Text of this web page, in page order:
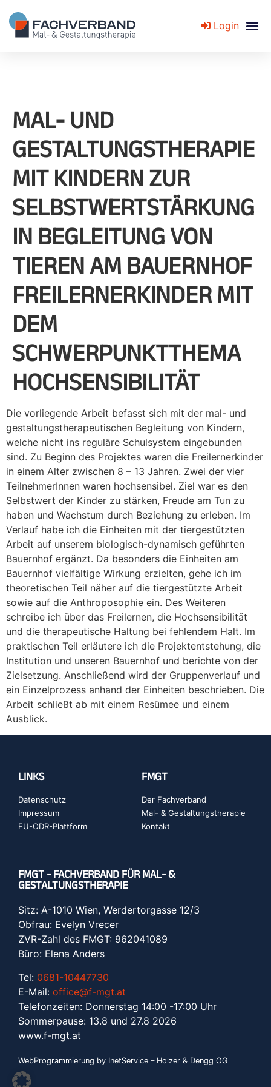
Login
MAL- UND
GESTALTUNGSTHERAPIE
MIT KINDERN ZUR
SELBSTWERTSTÄRKUNG
IN BEGLEITUNG VON
TIEREN AM BAUERNHOF
FREILERNERKINDER MIT
DEM
SCHWERPUNKTTHEMA
HOCHSENSIBILITÄT
Die vorliegende Arbeit befasst sich mit der mal- und
gestaltungstherapeutischen Begleitung von Kindern,
welche nicht ins reguläre Schulsystem eingebunden
sind. Zu Beginn des Projektes waren die Freilernerkinder
in einem Alter zwischen 8 – 13 Jahren. Zwei der vier
TeilnehmerInnen waren hochsensibel. Ziel war es den
Selbstwert der Kinder zu stärken, Freude am Tun zu
haben und Wachstum durch Beziehung zu erleben. Im
Verlauf habe ich die Einheiten mit der tiergestützten
Arbeit auf unserem biologisch-dynamisch geführten
Bauernhof ergänzt. Da besonders die Einheiten am
Bauernhof vielfältige Wirkung erzielten, gehe ich im
theoretischen Teil näher auf die tiergestützte Arbeit
sowie auf die Anthroposophie ein. Des Weiteren
schreibe ich über das Freilernen, die Hochsensibilität
und die therapeutische Haltung bei fehlendem Halt. Im
praktischen Teil erläutere ich die Projektentstehung, die
Institution und unseren Bauernhof und berichte von der
Zielsetzung. Anschließend wird der Gruppenverlauf und
ein Einzelprozess anhand der Einheiten beschrieben. Die
Arbeit schließt ab mit einem Resümee und einem
Ausblick.
LINKS
Datenschutz
Impressum
EU-ODR-Plattform
FMGT
Der Fachverband
Mal- & Gestaltungstherapie
Kontakt
FMGT - FACHVERBAND FÜR MAL- &
GESTALTUNGSTHERAPIE
Sitz: A-1010 Wien, Werdertorgasse 12/3
Obfrau: Evelyn Vrecer
ZVR-Zahl des FMGT: 962041089
Büro: Elena Anders
Tel: 0681-10447730
E-Mail: office@f-mgt.at
Telefonzeiten: Donnerstag 14:00 -17:00 Uhr
Sommerpause: 13.8 und 27.8 2026
www.f-mgt.at
WebProgrammierung by InetService – Holzer & Dengg OG